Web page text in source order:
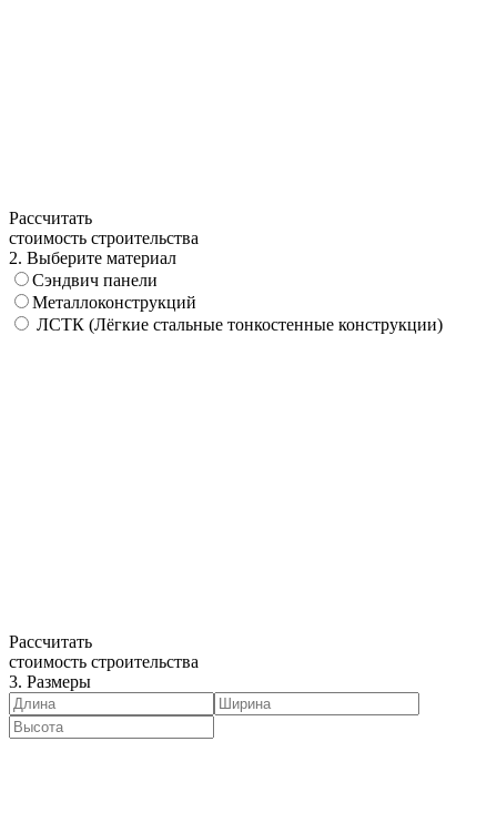
Рассчитать
стоимость строительства
2. Выберите материал
Сэндвич панели
Металлоконструкций
ЛСТК (Лёгкие стальные тонкостенные конструкции)
Рассчитать
стоимость строительства
3. Размеры